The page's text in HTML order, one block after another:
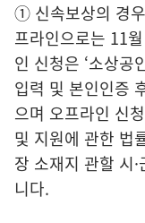
① 신속보상의 경
프라인으로는 11
인 신청은 ‘소상공
입력 및 본인인증
으며 오프라인 신
및 지원에 관한 법
장 소재지 관할 시
니다.